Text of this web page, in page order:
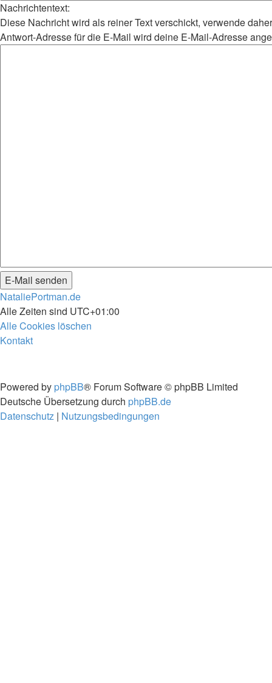
Nachrichtentext:
Diese Nachricht wird als reiner Text verschickt, verwende
Antwort-Adresse für die E-Mail wird deine E-Mail-Adresse
NataliePortman.de
Alle Zeiten sind UTC+01:00
Alle Cookies löschen
Kontakt
Powered by phpBB® Forum Software © phpBB Limited
Deutsche Übersetzung durch phpBB.de
Datenschutz | Nutzungsbedingungen